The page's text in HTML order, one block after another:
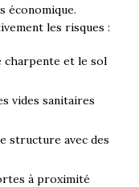
économique.
les risques :
et le sol
vides sanitaires
structure avec des
à proximité